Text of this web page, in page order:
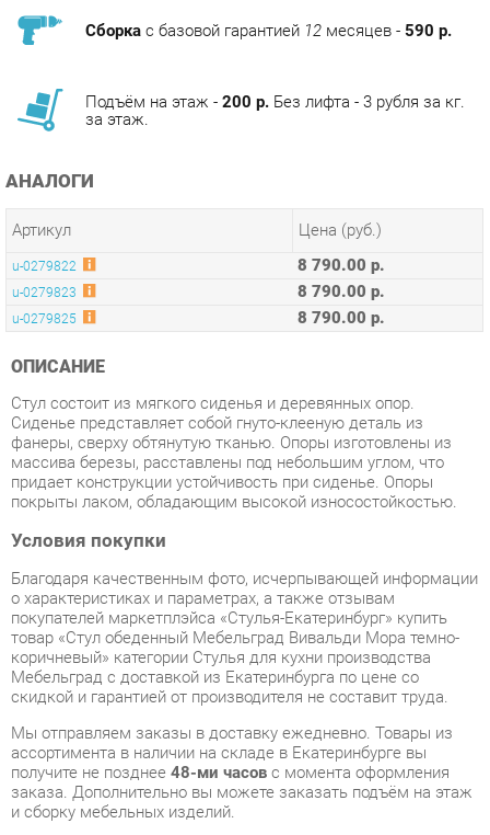
АНАЛОГИ
Артикул
u-0279822 8 790.00 р.
u-0279823 8 790.00 р.
u-0279825 8 790.00 р.
ОПИСАНИЕ
Сиденье представляет собой гнуто-клееную деталь из
массива березы, расставлены под небольшим углом, что
придает конструкции устойчивость при сиденье. Опоры
покрыты лаком, обладающим высокой износостойкостью.
Условия покупки
Благодаря качественным фото, исчерпывающей информации
покупателей маркетплэйса «Стулья-Екатеринбург» купить
коричневый» категории Стулья для кухни производства
Мебельград с доставкой из Екатеринбурга по цене со
скидкой и гарантией от производителя не составит труда.
Мы отправляем заказы в доставку ежедневно. Товары из
ассортимента в наличии на складе в Екатеринбурге вы
получите не позднее48-ми часовс момента оформления
и сборку мебельных изделий.
Срок доставки в другие регионы, и для товаров, находящихся
на складах производителей, рассчитывается индивидуально.
Уточнить наличие, срок и стоимость доставки вы можете
через форму обратной связи